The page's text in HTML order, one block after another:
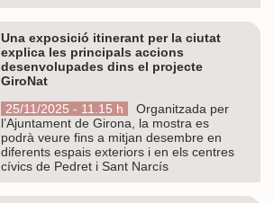
Una exposició itinerant per la ciutat
explica les principals accions
desenvolupades dins el projecte
GiroNat
25/11/2025 - 11.15 h
Organitzada per
l’Ajuntament de Girona, la mostra es
podrà veure fins a mitjan desembre en
diferents espais exteriors i en els centres
cívics de Pedret i Sant Narcís